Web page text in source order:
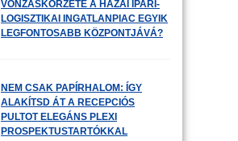
VONZÁSKÖRZETE A HAZAI IPARI-
LOGISZTIKAI INGATLANPIAC EGYIK
LEGFONTOSABB KÖZPONTJÁVÁ?
NEM CSAK PAPÍRHALOM: ÍGY
ALAKÍTSD ÁT A RECEPCIÓS
PULTOT ELEGÁNS PLEXI
PROSPEKTUSTARTÓKKAL